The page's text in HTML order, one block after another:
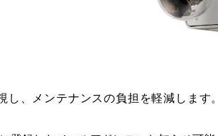
し、メンテナンスの負担を軽減します。